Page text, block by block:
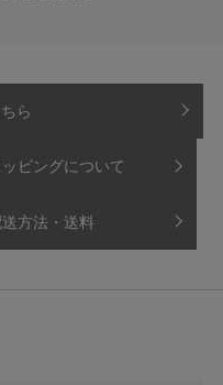
ら
ッピングについて
送方法・送料